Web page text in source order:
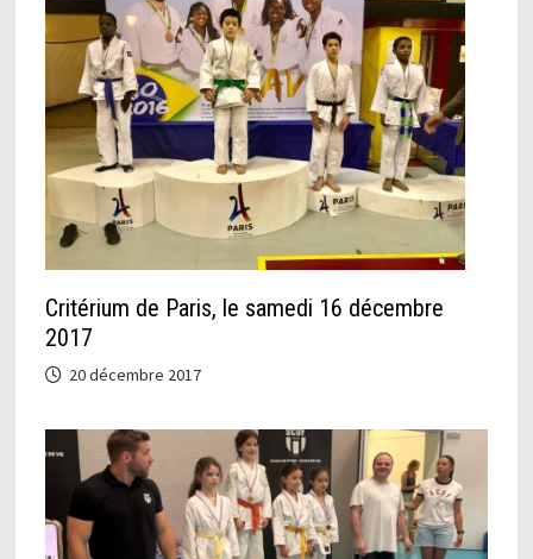
Critérium de Paris, le samedi 16 décembre
2017
20 décembre 2017